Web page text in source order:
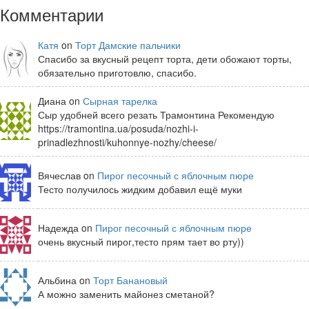
Комментарии
Катя on Торт Дамские пальчики
Спасибо за вкусный рецепт торта, дети обожают торты,
обязательно приготовлю, спасибо.
Диана on Сырная тарелка
Сыр удобней всего резать Трамонтина Рекомендую
https://tramontina.ua/posuda/nozhi-i-
prinadlezhnosti/kuhonnye-nozhy/cheese/
Вячеслав on Пирог песочный с яблочным пюре
Тесто получилось жидким добавил ещё муки
Надежда on Пирог песочный с яблочным пюре
очень вкусный пирог,тесто прям тает во рту))
Альбина on Торт Банановый
А можно заменить майонез сметаной?